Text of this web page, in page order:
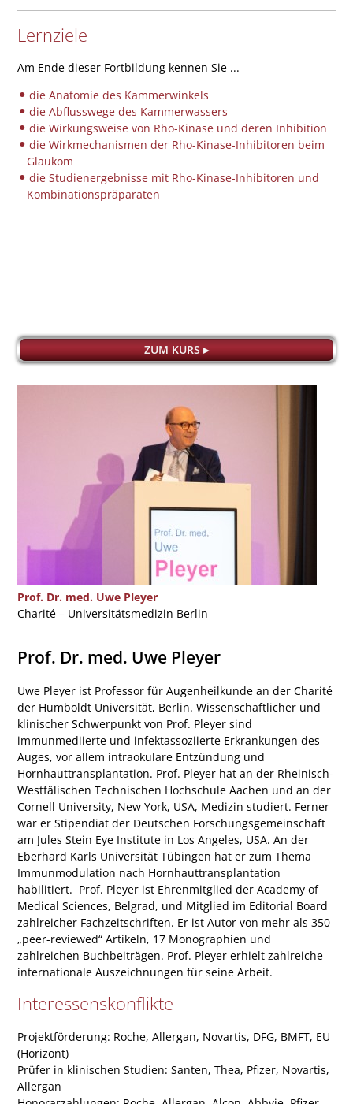
Lernziele
Am Ende dieser Fortbildung kennen Sie ...
die Anatomie des Kammerwinkels
die Abflusswege des Kammerwassers
die Wirkungsweise von Rho-Kinase und deren Inhibition
die Wirkmechanismen der Rho-Kinase-Inhibitoren beim
Glaukom
die Studienergebnisse mit Rho-Kinase-Inhibitoren und
Kombinationspräparaten
ZUM KURS ▸
Prof. Dr. med. Uwe Pleyer
Charité – Universitätsmedizin Berlin
Prof. Dr. med. Uwe Pleyer
Uwe Pleyer ist Professor für Augenheilkunde an der Charité
der Humboldt Universität, Berlin. Wissenschaftlicher und
klinischer Schwerpunkt von Prof. Pleyer sind
immunmediierte und infektassoziierte Erkrankungen des
Auges, vor allem intraokulare Entzündung und
Hornhauttransplantation. Prof. Pleyer hat an der Rheinisch-
Westfälischen Technischen Hochschule Aachen und an der
Cornell University, New York, USA, Medizin studiert. Ferner
war er Stipendiat der Deutschen Forschungsgemeinschaft
am Jules Stein Eye Institute in Los Angeles, USA. An der
Eberhard Karls Universität Tübingen hat er zum Thema
Immunmodulation nach Hornhauttransplantation
habilitiert. Prof. Pleyer ist Ehrenmitglied der Academy of
Medical Sciences, Belgrad, und Mitglied im Editorial Board
zahlreicher Fachzeitschriften. Er ist Autor von mehr als 350
„peer-reviewed“ Artikeln, 17 Monographien und
zahlreichen Buchbeiträgen. Prof. Pleyer erhielt zahlreiche
internationale Auszeichnungen für seine Arbeit.
Interessenskonflikte
Projektförderung: Roche, Allergan, Novartis, DFG, BMFT, EU
(Horizont)
Prüfer in klinischen Studien: Santen, Thea, Pfizer, Novartis,
Allergan